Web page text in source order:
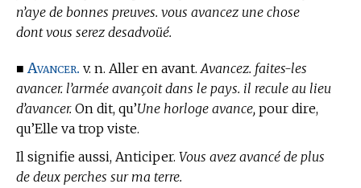
n’aye de bonnes preuves. vous avancez une chose
dont vous serez desadvoüé.
■ Avancer. v. n. Aller en avant. Avancez. faites-les
avancer. l’armée avançoit dans le pays. il recule au lieu
d’avancer. On dit, qu’Une horloge avance, pour dire,
qu’Elle va trop viste.
Il signifie aussi, Anticiper. Vous avez avancé de plus
de deux perches sur ma terre.